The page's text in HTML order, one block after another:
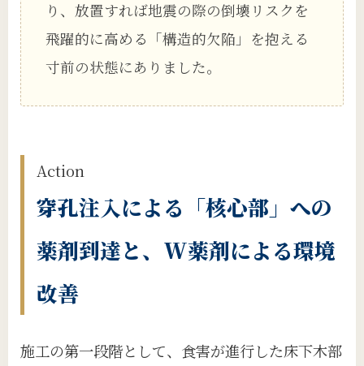
り、放置すれば地震の際の倒壊リスクを
飛躍的に高める「構造的欠陥」を抱える
寸前の状態にありました。
Action
穿孔注入による「核心部」への
薬剤到達と、W薬剤による環境
改善
施工の第一段階として、食害が進行した床下木部